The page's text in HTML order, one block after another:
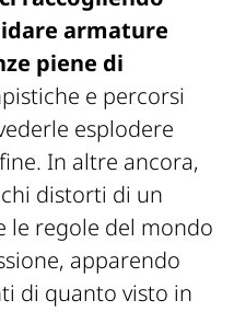
armature
piene di
e percorsi
esplodere
In altre ancora,
distorti di un
le regole del mondo
apparendo
di quanto visto in